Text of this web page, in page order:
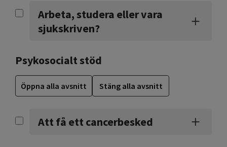
Arbeta, studera eller vara
sjukskriven?
Psykosocialt stöd
Öppna alla avsnitt Stäng alla avsnitt
Att få ett cancerbesked